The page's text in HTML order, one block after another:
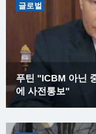
글로벌
푸틴 "ICBM 아닌
에 사전통보"